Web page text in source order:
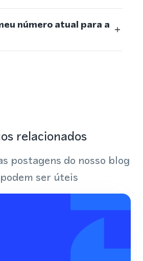
número atual para a
relacionados
postagens do nosso blog
ser úteis